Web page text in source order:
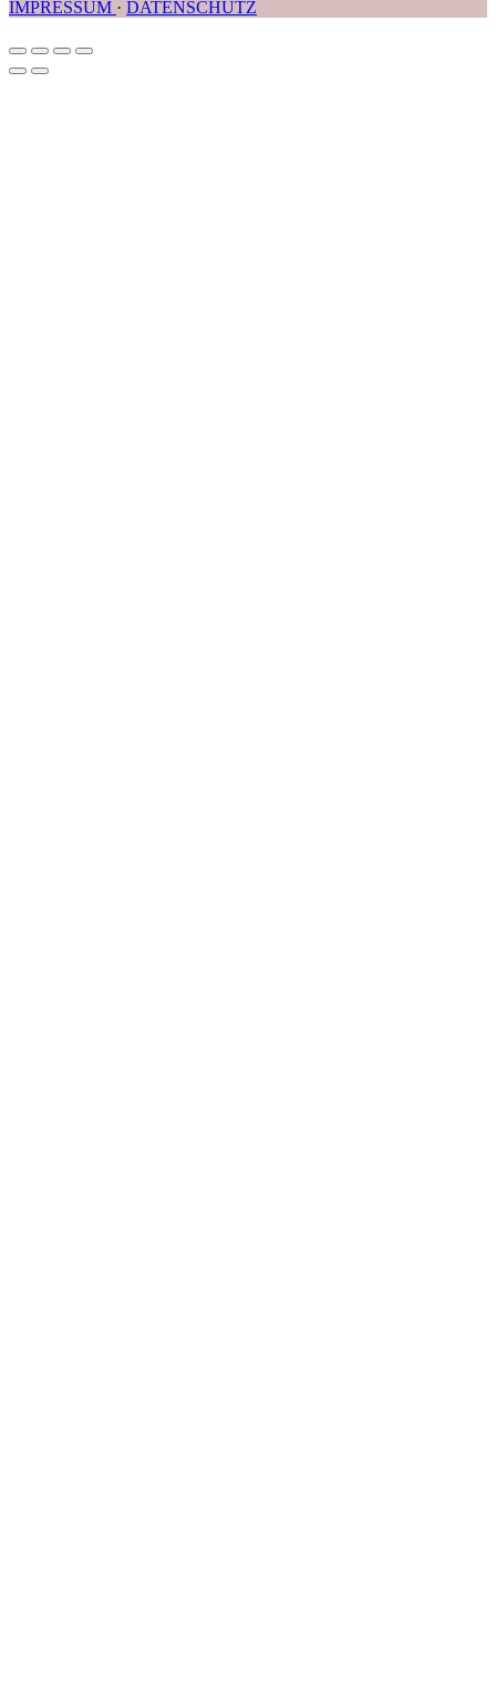
IMPRESSUM · DATENSCHUTZ